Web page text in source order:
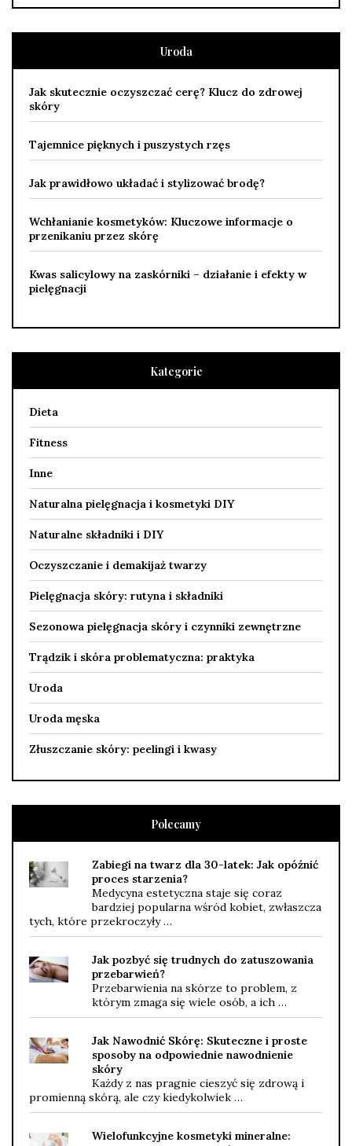
Uroda
Jak skutecznie oczyszczać cerę? Klucz do zdrowej
skóry
Tajemnice pięknych i puszystych rzęs
Jak prawidłowo układać i stylizować brodę?
Wchłanianie kosmetyków: Kluczowe informacje o
przenikaniu przez skórę
Kwas salicylowy na zaskórniki – działanie i efekty w
pielęgnacji
Kategorie
Dieta
Fitness
Inne
Naturalna pielęgnacja i kosmetyki DIY
Naturalne składniki i DIY
Oczyszczanie i demakijaż twarzy
Pielęgnacja skóry: rutyna i składniki
Sezonowa pielęgnacja skóry i czynniki zewnętrzne
Trądzik i skóra problematyczna: praktyka
Uroda
Uroda męska
Złuszczanie skóry: peelingi i kwasy
Polecamy
Zabiegi na twarz dla 30-latek: Jak opóźnić
proces starzenia?
Medycyna estetyczna staje się coraz
bardziej popularna wśród kobiet, zwłaszcza
tych, które przekroczyły …
Jak pozbyć się trudnych do zatuszowania
przebarwień?
Przebarwienia na skórze to problem, z
którym zmaga się wiele osób, a ich …
Jak Nawodnić Skórę: Skuteczne i proste
sposoby na odpowiednie nawodnienie
skóry
Każdy z nas pragnie cieszyć się zdrową i
promienną skórą, ale czy kiedykolwiek …
Wielofunkcyjne kosmetyki mineralne: